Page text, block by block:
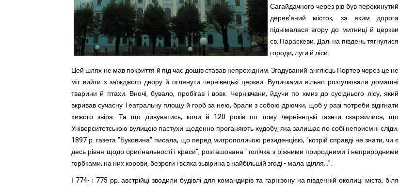
Сагайдачного через рів був перекинутий
дерев’яний місток, за яким дорога
піднімалася вгору до митниці й церкви
св. Параскеви. Далі на південь тягнулися
городи, луги й ліси.
Цей шлях не мав покриття й під час дощів ставав непрохідним. Згадуваний англієць Портер через це не
міг вийти з заїжджого двору й оглянути чернівецькі церкви. Вуличками вільно розгулювали домашні
тварини й птахи. Вночі, бувало, пробігав і вовк. Чернівчани, йдучи по хмиз до сусіднього лісу, який
вкривав сучасну Театральну площу й горб за нею, брали з собою дрючки, щоб у разі потреби відігнати
хижого звіра. Та що дивуватись, коли й 120 років по тому чернівецькі газети скаржилися, що
Університетською вулицею пастухи щоденно проганяють худобу, яка залишає по собі неприємні сліди.
1897 р. газета "Буковина" писала, що перед митрополичою резиденцією, "котрій справді не знати, чи є
десь рівня щодо оригінальності і краси", розташована "толічка з ріжними природними і неприродними
горбками, на них корови, безроги і всяка зьвірина в найбільшій згоді - мала іділля...".
І 774- і 775 рр. австрійці зводили будівлі для командирів та гарнізону на південній околиці міста, біля